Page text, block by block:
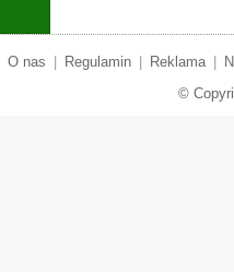
O nas Regulamin Reklama
©